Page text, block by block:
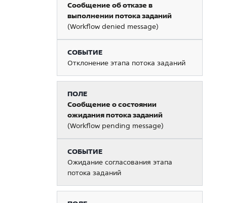
Сообщение об отказе в
выполнении потока заданий
(Workflow denied message)
Отклонение этапа потока заданий
Сообщение о состоянии
ожидания потока заданий
(Workflow pending message)
Ожидание согласования этапа
потока заданий